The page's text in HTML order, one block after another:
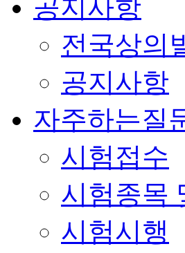
공지사항
전국상의
공지사항
자주하는질
시험접수
시험종목
시험시행